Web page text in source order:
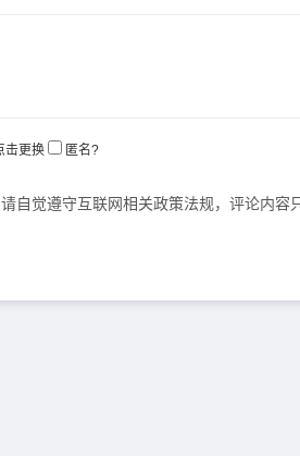
匿名?
请自觉遵守互联网相关政策法规，评论内容